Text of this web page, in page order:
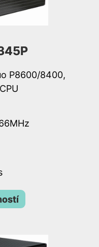
P8600/8400,